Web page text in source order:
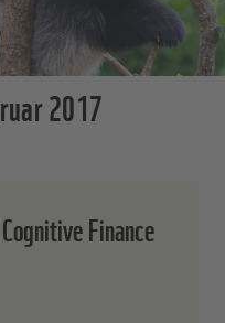
2017
Finance